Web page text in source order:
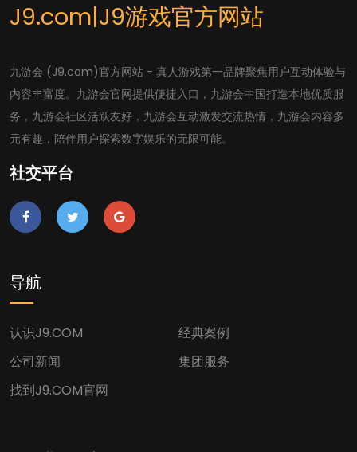
J9.com|J9游戏官方网站
九游会 (J9.com)官方网站 - 真人游戏第一品牌聚焦用户互动体验与
内容丰富度。九游会官网提供便捷入口，九游会中国打造本地优质服
务，九游会社区活跃友好，九游会互动激发交流热情，九游会内容多
元有趣，陪伴用户探索数字娱乐的无限可能。
社交平台
导航
认识J9.COM
经典案例
公司新闻
集团服务
找到J9.COM官网